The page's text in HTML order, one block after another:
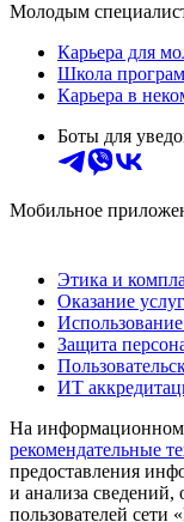
Молодым
Карьера для
Школа
Карьера в
Боты для
Мобильное
Этика и
Оказание услуг
Защита
ИТ
На информационном
рекомендательные
предоставления
и анализа
пользователей сети